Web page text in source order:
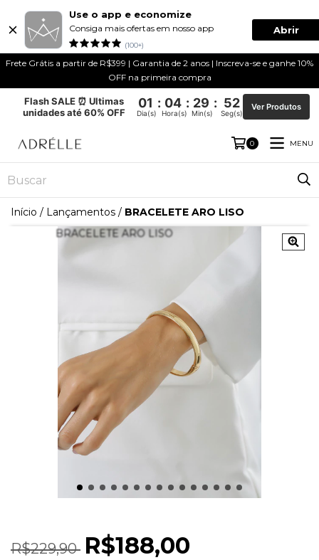
Use o app e economize
Consiga mais ofertas em nosso app
(100+)
Abrir
Frete Grátis a partir de R$399 | Garantia de 2 anos | Inscreva-se e ganhe 10%
OFF na primeira compra
Flash SALE ⏰ Ultimas
unidades até 60% OFF
01 : 04 : 29 : 52
Dia(s) Hora(s) Min(s) Seg(s)
Ver Produtos
0 MENU
Início / Lançamentos / BRACELETE ARO LISO
R$229,90 R$188,00